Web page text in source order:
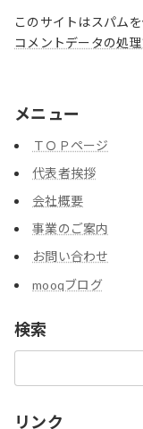
このサイトはスパム
コメントデータの処
メニュー
ＴＯＰページ
代表者挨拶
会社概要
事業のご案内
お問い合わせ
mooqブログ
検索
リンク